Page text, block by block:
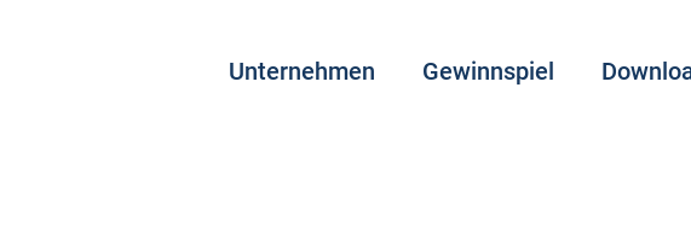
Unternehmen Gewinnspiel